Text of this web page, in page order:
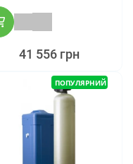
41 556 грн
ПОПУЛЯРНИЙ